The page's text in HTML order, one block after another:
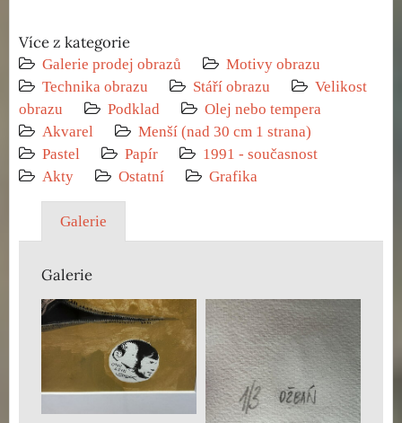
Více z kategorie
Galerie prodej obrazů
Motivy obrazu
Technika obrazu
Stáří obrazu
Velikost
obrazu
Podklad
Olej nebo tempera
Akvarel
Menší (nad 30 cm 1 strana)
Pastel
Papír
1991 - současnost
Akty
Ostatní Grafika
Galerie
Galerie